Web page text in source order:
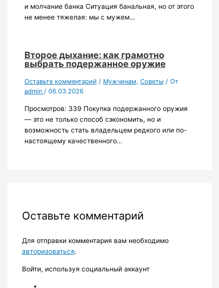
и молчание банка Ситуация банальная, но от этого
не менее тяжелая: мы с мужем…
Второе дыхание: как грамотно
выбрать подержанное оружие
Оставьте комментарий / Мужчинам, Советы / От
admin / 06.03.2026
Просмотров: 339 Покупка подержанного оружия
— это не только способ сэкономить, но и
возможность стать владельцем редкого или по-
настоящему качественного…
Оставьте комментарий
Для отправки комментария вам необходимо
авторизоваться.
Войти, используя социальный аккаунт